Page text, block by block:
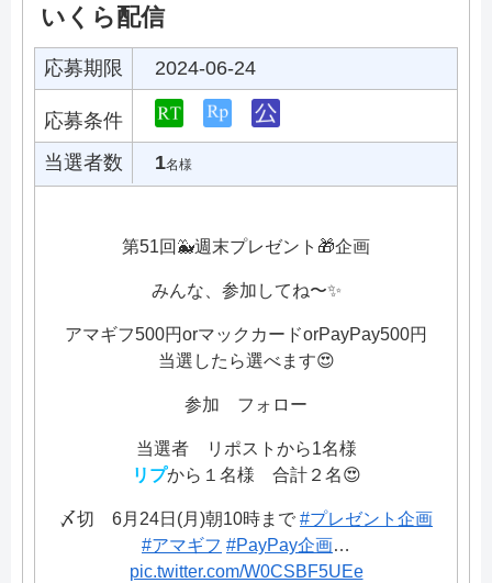
いくら配信
応募期限 2024-06-24
応募条件
当選者数
1名様
第51回🐳週末プレゼント🎁企画
みんな、参加してね〜✨
アマギフ500円orマックカードorPayPay500円
当選したら選べます😍
参加 フォロー
当選者 リポストから1名様
リプから１名様 合計２名😍
〆切 6月24日(月)朝10時まで #プレゼント企画
#アマギフ #PayPay企画…
pic.twitter.com/W0CSBF5UEe